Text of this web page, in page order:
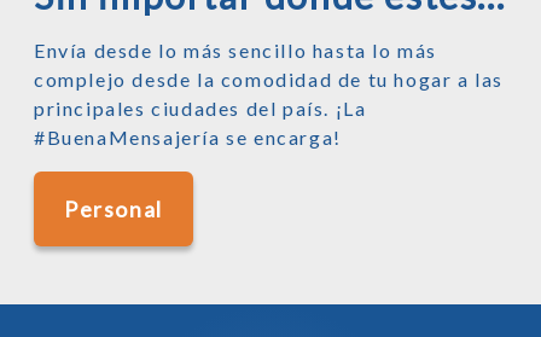
Envía desde lo más sencillo hasta lo más
complejo desde la comodidad de tu hogar a las
principales ciudades del país. ¡La
#BuenaMensajería se encarga!
Personal